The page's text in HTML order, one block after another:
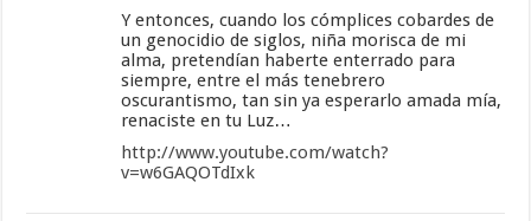
Y entonces, cuando los cómplices cobardes de
un genocidio de siglos, niña morisca de mi
alma, pretendían haberte enterrado para
siempre, entre el más tenebrero
oscurantismo, tan sin ya esperarlo amada mía,
renaciste en tu Luz…
http://www.youtube.com/watch?
v=w6GAQOTdIxk